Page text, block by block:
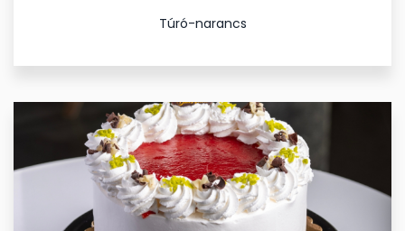
Túró-narancs